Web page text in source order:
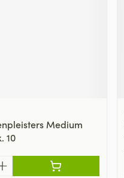
Medium
10